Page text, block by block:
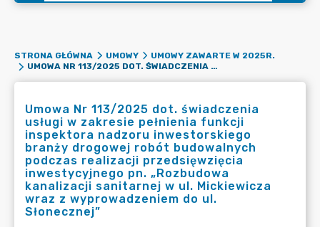
STRONA GŁÓWNA UMOWY
UMOWY ZAWARTE W 2025R.
UMOWA NR 113/2025 DOT. ŚWIADCZENIA USŁUGI W ZAKRESIE PEŁNIENIA FUNKCJI INSPEKTORA NADZORU INWESTORSKIEGO BRANŻY DROGOWEJ ROBÓT BUDOWALNYCH PODCZAS REALIZACJI PRZEDSIĘWZIĘCIA INWESTYCYJNEGO PN. „ROZBUDOWA KANALIZACJI SANITARNEJ W UL. MICKIEWICZA WRAZ Z WYPROWADZENIEM DO UL. SŁONECZNEJ”
Umowa Nr 113/2025 dot. świadczenia
usługi w zakresie pełnienia funkcji
inspektora nadzoru inwestorskiego
branży drogowej robót budowalnych
podczas realizacji przedsięwzięcia
inwestycyjnego pn. „Rozbudowa
kanalizacji sanitarnej w ul. Mickiewicza
wraz z wyprowadzeniem do ul.
Słonecznej”